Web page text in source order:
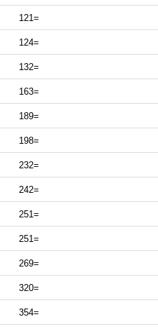
121=
124=
132=
163=
189=
198=
232=
242=
251=
251=
269=
320=
354=